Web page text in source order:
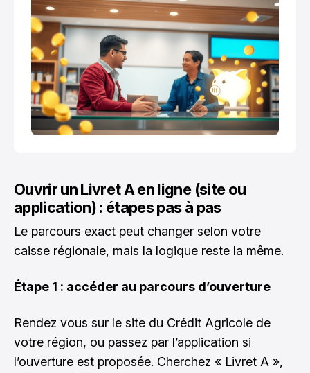
Ouvrir un Livret A en ligne (site ou
application) : étapes pas à pas
Le parcours exact peut changer selon votre
caisse régionale, mais la logique reste la même.
Étape 1 : accéder au parcours d’ouverture
Rendez vous sur le site du Crédit Agricole de
votre région, ou passez par l’application si
l’ouverture est proposée. Cherchez « Livret A »,